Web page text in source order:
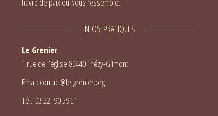
havre de paix qui vous ressemble.
INFOS PRATIQUES
Le Grenier
1 rue de l’église 80440 Thézy-Glimont
Email: contact@le-grenier.org
Tél.: 03 22 90 59 31